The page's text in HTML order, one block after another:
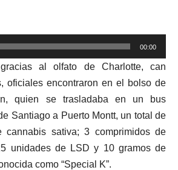
00:00
al olfato de Charlotte, can
oficiales encontraron en el bolso de
quien se trasladaba en un bus
Santiago a Puerto Montt, un total de
cannabis sativa; 3 comprimidos de
unidades de LSD y 10 gramos de
como “Special K”.